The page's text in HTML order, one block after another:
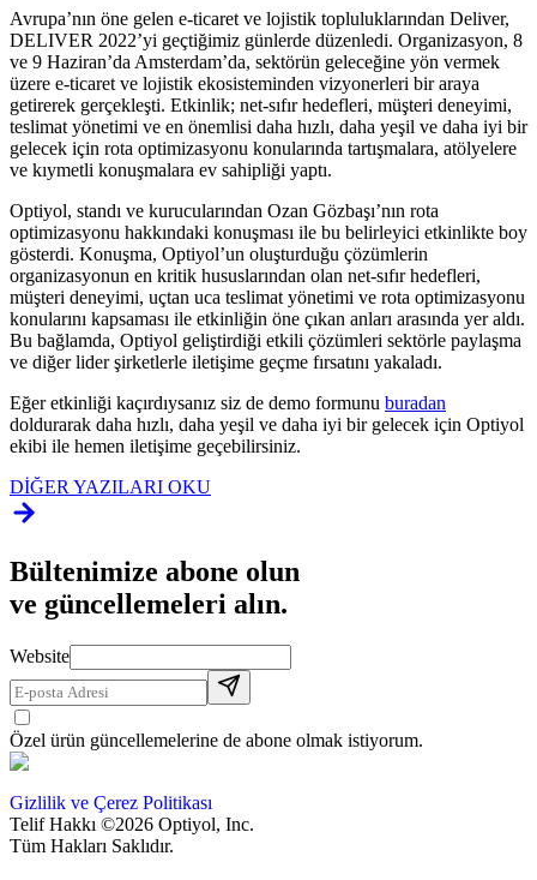
Avrupa’nın öne gelen e-ticaret ve lojistik topluluklarından Deliver,
DELIVER 2022’yi geçtiğimiz günlerde düzenledi. Organizasyon, 8
ve 9 Haziran’da Amsterdam’da, sektörün geleceğine yön vermek
üzere e-ticaret ve lojistik ekosisteminden vizyonerleri bir araya
getirerek gerçekleşti. Etkinlik; net-sıfır hedefleri, müşteri deneyimi,
teslimat yönetimi ve en önemlisi daha hızlı, daha yeşil ve daha iyi bir
gelecek için rota optimizasyonu konularında tartışmalara, atölyelere
ve kıymetli konuşmalara ev sahipliği yaptı.
Optiyol, standı ve kurucularından Ozan Gözbaşı’nın rota
optimizasyonu hakkındaki konuşması ile bu belirleyici etkinlikte boy
gösterdi. Konuşma, Optiyol’un oluşturduğu çözümlerin
organizasyonun en kritik hususlarından olan net-sıfır hedefleri,
müşteri deneyimi, uçtan uca teslimat yönetimi ve rota optimizasyonu
konularını kapsaması ile etkinliğin öne çıkan anları arasında yer aldı.
Bu bağlamda, Optiyol geliştirdiği etkili çözümleri sektörle paylaşma
ve diğer lider şirketlerle iletişime geçme fırsatını yakaladı.
Eğer etkinliği kaçırdıysanız siz de demo formunu buradan
doldurarak daha hızlı, daha yeşil ve daha iyi bir gelecek için Optiyol
ekibi ile hemen iletişime geçebilirsiniz.
DİĞER YAZILARI OKU
Bültenimize abone olun
ve güncellemeleri alın.
Website
Özel ürün güncellemelerine de abone olmak istiyorum.
Gizlilik ve Çerez Politikası
Telif Hakkı ©2026 Optiyol, Inc.
Tüm Hakları Saklıdır.